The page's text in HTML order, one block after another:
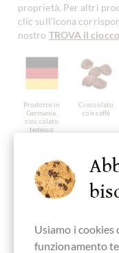
proprietà. Per altri
clic sull'icona
nostro TROVA il
Prodotto in
Germania,
cioccolato
tedesco
Cioccolato
con caffè
Usiamo i cookies
funzionamento